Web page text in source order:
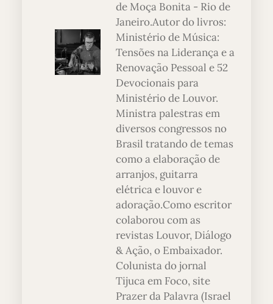
de Moça Bonita - Rio de
Janeiro.Autor do livros:
Ministério de Música:
Tensões na Liderança e a
Renovação Pessoal e 52
Devocionais para
Ministério de Louvor.
Ministra palestras em
diversos congressos no
Brasil tratando de temas
como a elaboração de
arranjos, guitarra
elétrica e louvor e
adoração.Como escritor
colaborou com as
revistas Louvor, Diálogo
& Ação, o Embaixador.
Colunista do jornal
Tijuca em Foco, site
Prazer da Palavra (Israel